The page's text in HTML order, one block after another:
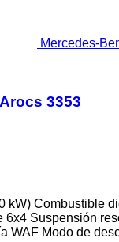
Mercedes-
3353
kW) Combustible
6x4 Suspensión
WAF Modo de